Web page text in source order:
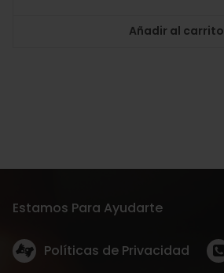
Añadir al carrito
Estamos Para Ayudarte
Políticas de Privacidad